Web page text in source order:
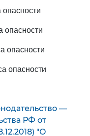
опасности
опасности
опасности
—
РФ от
"О